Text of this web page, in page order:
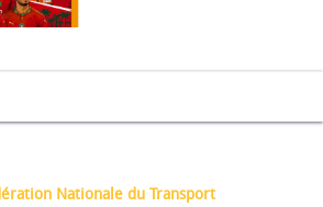
Nationale du Transport